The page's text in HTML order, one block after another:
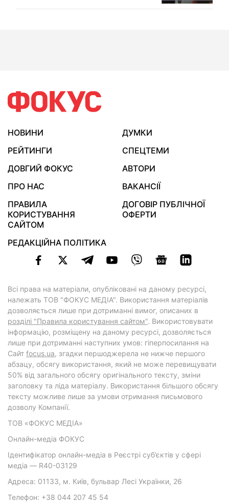
НОВИНИ
ДУМКИ
РЕЙТИНГИ
СПЕЦТЕМИ
ДОВГИЙ ФОКУС
АВТОРИ
ПРО НАС
ВАКАНСІЇ
ПРАВИЛА
КОРИСТУВАННЯ
САЙТОМ
ДОГОВІР ПУБЛІЧНОЇ
ОФЕРТИ
РЕДАКЦІЙНА ПОЛІТИКА
Всі права на матеріали, опубліковані на даному ресурсі,
належать ТОВ "ФОКУС МЕДІА". Використання матеріалів
дозволяється лише при дотриманні вимог, описаних в
розділі "Правила користування сайтом". Використовувати
інформацію, розміщену на даному ресурсі, дозволяється
лише при дотриманні наступних умов: гіперпосилання на
Cайт focus.ua, згадки першоджерела не нижче першого
абзацу, обсягу використання, який не може перевищувати
50% від загального обсягу оригінального тексту, зміни
заголовку та ліда матеріалу. Використання більшого обсягу
тексту можливе лише за умови отримання письмового
дозволу Компанії.
ТОВ «ФОКУС МЕДІА»
Онлайн-медіа ФОКУС
Ідентифікатор онлайн-медіа в Реєстрі суб’єктів у сфері
медіа — R40-03129
Адреса: 01133, м. Київ, бульвар Лесі Українки, 26
Телефон: +38 044 207 45 54